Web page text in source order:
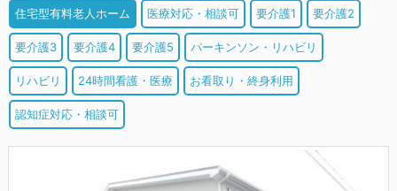
住宅型有料老人ホーム 医療対応・相談可 要介護1 要介護2
要介護3 要介護4 要介護5 パーキンソン・リハビリ
リハビリ 24時間看護・医療 お看取り・終身利用
認知症対応・相談可